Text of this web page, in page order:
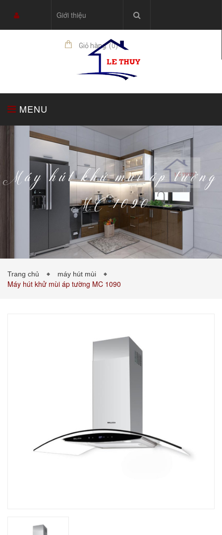
Giới thiệu
Giỏ hàng:(0)
MENU
TRANG CHỦ TỦ BẾP THIẾT BỊ NHÀ BẾP
Máy hút khử mùi áp tường
MC 1090
Trang chủ máy hút mùi
Máy hút khử mùi áp tường MC 1090